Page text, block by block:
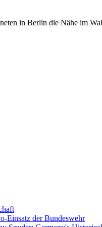
in Berlin die Nähe im
Einsatz der Bundeswehr